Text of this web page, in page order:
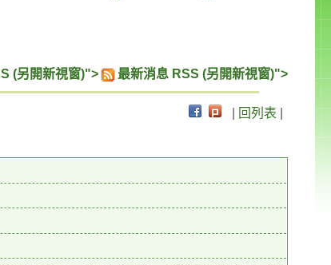
(另開新視窗)"> 最新消息 RSS (另開新視窗)">
回列表